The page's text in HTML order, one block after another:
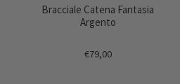
Bracciale Catena Fantasia
Argento
€79,00